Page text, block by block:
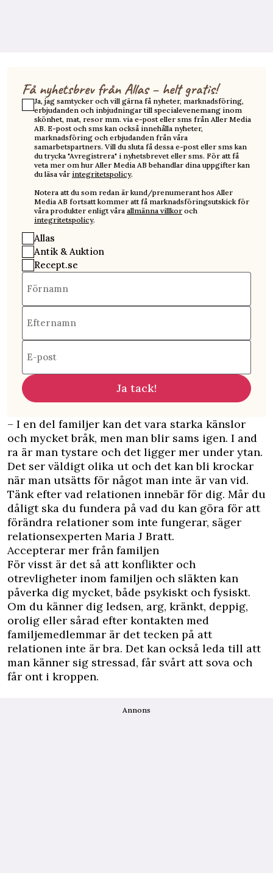
Få nyhetsbrev från Allas – helt gratis!
Ja, jag samtycker och vill gärna få nyheter, marknadsföring,
erbjudanden och inbjudningar till specialevenemang inom
skönhet, mat, resor mm. via e-post eller sms från Aller Media
AB. E-post och sms kan också innehålla nyheter,
marknadsföring och erbjudanden från våra
samarbetspartners. Vill du sluta få dessa e-post eller sms kan
du trycka "Avregistrera" i nyhetsbrevet eller sms. För att få
veta mer om hur Aller Media AB behandlar dina uppgifter kan
du läsa vår integritetspolicy.
Notera att du som redan är kund/prenumerant hos Aller
Media AB fortsatt kommer att få marknadsföringsutskick för
våra produkter enligt våra allmänna villkor och
integritetspolicy.
Allas
Antik & Auktion
Recept.se
Förnamn
Efternamn
E-post
Ja tack!
– I en del familjer kan det vara starka känslor
och mycket bråk, men man blir sams igen. I and
ra är man tystare och det ligger mer under ytan.
Det ser väldigt olika ut och det kan bli krockar
när man utsätts för något man inte är van vid.
Tänk efter vad relationen innebär för dig. Mår du
dåligt ska du fundera på vad du kan göra för att
förändra relationer som inte fungerar, säger
relationsexperten Maria J Bratt.
Accepterar mer från familjen
För visst är det så att konflikter och
otrevligheter inom familjen och släkten kan
påverka dig mycket, både psykiskt och fysiskt.
Om du känner dig ledsen, arg, kränkt, deppig,
orolig eller sårad efter kontakten med
familjemedlemmar är det tecken på att
relationen inte är bra. Det kan också leda till att
man känner sig stressad, får svårt att sova och
får ont i kroppen.
Annons